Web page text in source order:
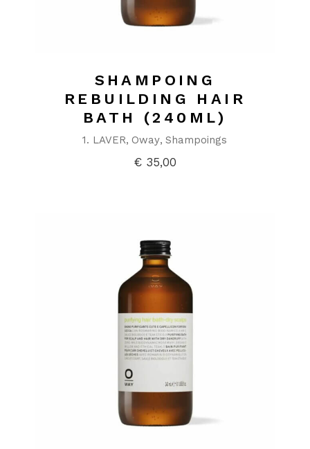
SHAMPOING
REBUILDING HAIR
BATH (240ML)
1. LAVER Oway Shampoings
€35,00